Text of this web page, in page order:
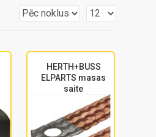
HERTH+BUSS
ELPARTS masas
saite